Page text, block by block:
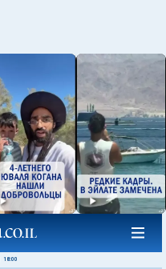
18:00